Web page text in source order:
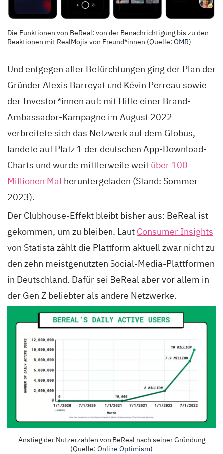
Die Funktionen von BeReal: von der Benachrichtigung bis zu den
Reaktionen mit RealMojis von Freund*innen (Quelle: OMR)
Und entgegen aller Befürchtungen ging der Plan der
Gründer Alexis Barreyat und Kévin Perreau sowie
der Investor*innen auf: mit Hilfe einer Brand-
Ambassador-Kampagne im August 2022
verbreitete sich das Netzwerk auf dem Globus,
landete auf Platz 1 der deutschen App-Download-
Charts und wurde mittlerweile weit über 100
Millionen Mal heruntergeladen (Stand: Sommer
2023).
Der Clubhouse-Effekt bleibt bisher aus: BeReal ist
gekommen, um zu bleiben. Laut Consumer Insights
von Statista zählt die Plattform aktuell zwar nicht zu
den zehn meistgenutzten Social-Media-Plattformen
in Deutschland. Dafür sei BeReal aber vor allem in
der Gen Z beliebter als andere Netzwerke.
Anstieg der Nutzerzahlen von BeReal nach seiner Gründung
(Quelle: Online Optimism)